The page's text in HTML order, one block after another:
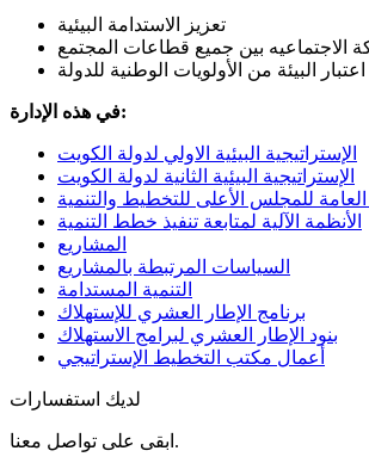
تعزيز الاستدامة البيئية
الاجتماعيه بين جميع قطاعات المجتمع
اعتبار البيئة من الأولويات الوطنية للدولة
في هذه الإدارة:
الإستراتيجية البيئية الاولي لدولة الكويت
الإستراتيجية البيئية الثانية لدولة الكويت
العامة للمجلس الأعلى للتخطيط والتنمية
الأنظمة الآلية لمتابعة تنفيذ خطط التنمية
المشاريع
السياسات المرتبطة بالمشاريع
التنمية المستدامة
برنامج الإطار العشري للإستهلاك
بنود الإطار العشري لبرامج الاستهلاك
أعمال مكتب التخطیط الإستراتیجي
لديك استفسارات
ابقى على تواصل معنا.